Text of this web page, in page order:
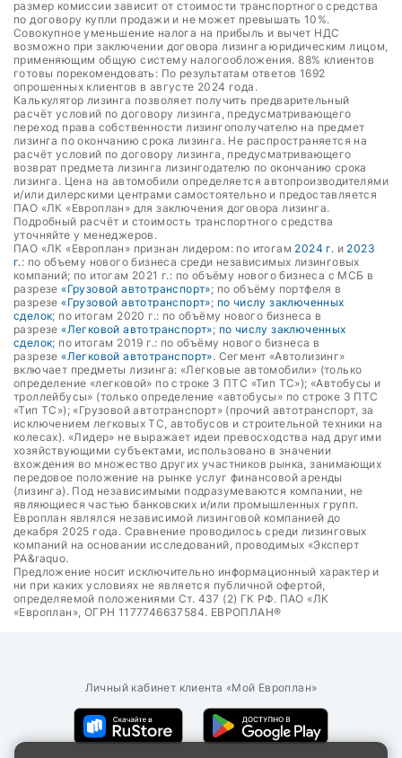
размер комиссии зависит от стоимости транспортного средства
по договору купли продажи и не может превышать 10%.
Совокупное уменьшение налога на прибыль и вычет НДС
возможно при заключении договора лизинга юридическим лицом,
применяющим общую систему налогообложения. 88% клиентов
готовы порекомендовать: По результатам ответов 1692
опрошенных клиентов в августе 2024 года.
Калькулятор лизинга позволяет получить предварительный
расчёт условий по договору лизинга, предусматривающего
переход права собственности лизингополучателю на предмет
лизинга по окончанию срока лизинга. Не распространяется на
расчёт условий по договору лизинга, предусматривающего
возврат предмета лизинга лизингодателю по окончанию срока
лизинга. Цена на автомобили определяется автопроизводителями
и/или дилерскими центрами самостоятельно и предоставляется
ПАО «ЛК «Европлан» для заключения договора лизинга.
Подробный расчёт и стоимость транспортного средства
уточняйте у менеджеров.
ПАО «ЛК «Европлан» признан лидером: по итогам 2024 г. и 2023
г.: по объему нового бизнеса среди независимых лизинговых
компаний; по итогам 2021 г.: по объёму нового бизнеса с МСБ в
разрезе «Грузовой автотранспорт»; по объёму портфеля в
разрезе «Грузовой автотранспорт»; по числу заключенных
сделок; по итогам 2020 г.: по объёму нового бизнеса в
разрезе «Легковой автотранспорт»; по числу заключенных
сделок; по итогам 2019 г.: по объёму нового бизнеса в
разрезе «Легковой автотранспорт». Сегмент «Автолизинг»
включает предметы лизинга: «Легковые автомобили» (только
определение «легковой» по строке 3 ПТС «Тип ТС»); «Автобусы и
троллейбусы» (только определение «автобусы» по строке 3 ПТС
«Тип ТС»); «Грузовой автотранспорт» (прочий автотранспорт, за
исключением легковых ТС, автобусов и строительной техники на
колесах). «Лидер» не выражает идеи превосходства над другими
хозяйствующими субъектами, использовано в значении
вхождения во множество других участников рынка, занимающих
передовое положение на рынке услуг финансовой аренды
(лизинга). Под независимыми подразумеваются компании, не
являющиеся частью банковских и/или промышленных групп.
Европлан являлся независимой лизинговой компанией до
декабря 2025 года. Сравнение проводилось среди лизинговых
компаний на основании исследований, проводимых «Эксперт
РА&raquo.
Предложение носит исключительно информационный характер и
ни при каких условиях не является публичной офертой,
определяемой положениями Ст. 437 (2) ГК РФ. ПАО «ЛК
«Европлан», ОГРН 1177746637584. ЕВРОПЛАН®
Личный кабинет клиента «Мой Европлан»